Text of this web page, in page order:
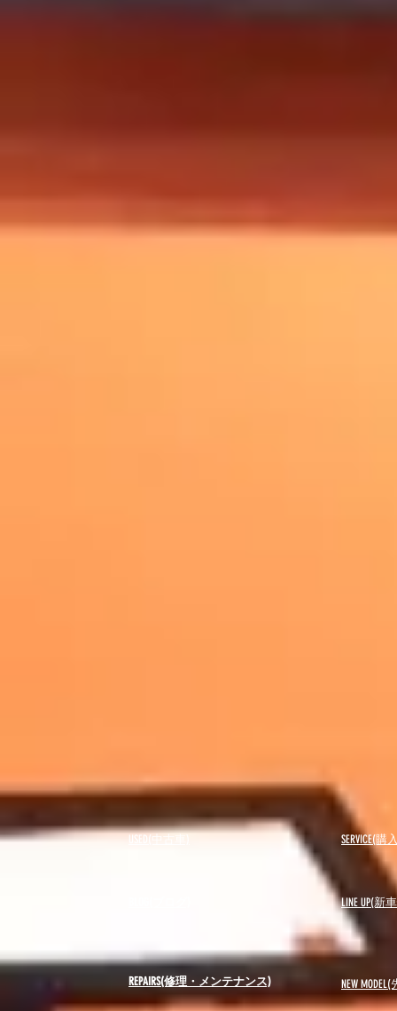
USED(中古車) SERVICE(
LINE UP(新
REPAIRS(修理・メンテナンス) NEW MODEL(